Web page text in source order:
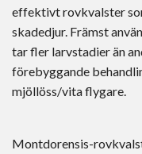
effektivt rovkvalster
skadedjur. Främst
tar fler larvstadier än
förebyggande
mjöllöss/vita flygare.
Montdorensis-